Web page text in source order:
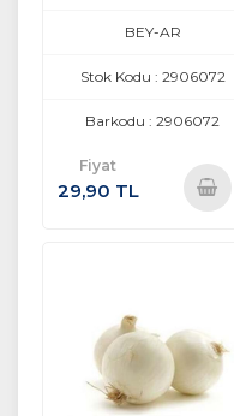
BEY-AR
Stok Kodu : 2906072
Barkodu : 2906072
Fiyat
29,90 TL